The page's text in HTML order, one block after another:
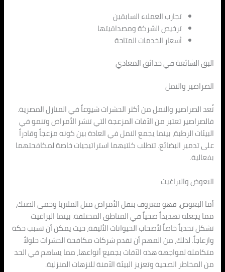
تجارب العملاء السابقين
ترخيص الشركة ومصداقيتها
أسعار الخدمات المتاحة
البق الشائعة في حدائق المعادي
الصراصير والنمل
تُعد الصراصير والنمل من أكثر الحشرات شيوعاً في المنازل المصرية.
فالصراصير تعتبر من الآفات المزعجة التي تنشر الأمراض وتنمو في
البيئات الرطبة، بينما يجمع النمل في العادة بين كونه مزعجاً وقادراً
على تدمير البضائع. تتطلب كلتيهما استراتيجيات خاصة لمكافحتهما
بفعالية.
البعوض والبراغيث
أما البعوض، فهو معروف بنقل الأمراض مثل الملاريا وحمى الضنك،
مما يجعله تهديداً صحياً في المناطق المختلفة. بينما البراغيث
تشكل تحدياً خاصاً لأصحاب الحيوانات الأليفة، حيث يمكن أن تسبب حكة
وازعاجاً. لذلك، من المهم أن تقدم شركات مكافحة الحشرات حلولاً
متكاملة لمواجهة هذه الآفات بجميع أنواعها، مما يساهم في الحد
من المخاطر الصحية وتعزيز البيئة الآمنة للنزهات المنزلية.